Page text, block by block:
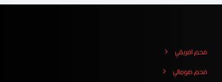
فحم افريقي
فحم صومالي